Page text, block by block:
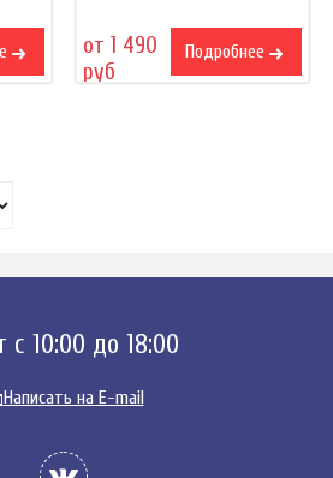
от 1 490
руб
Подробнее
с 10:00 до 18:00
Написать на E-mail